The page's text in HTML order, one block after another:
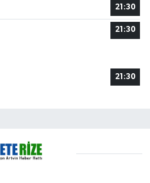
21:30
21:30
21:30